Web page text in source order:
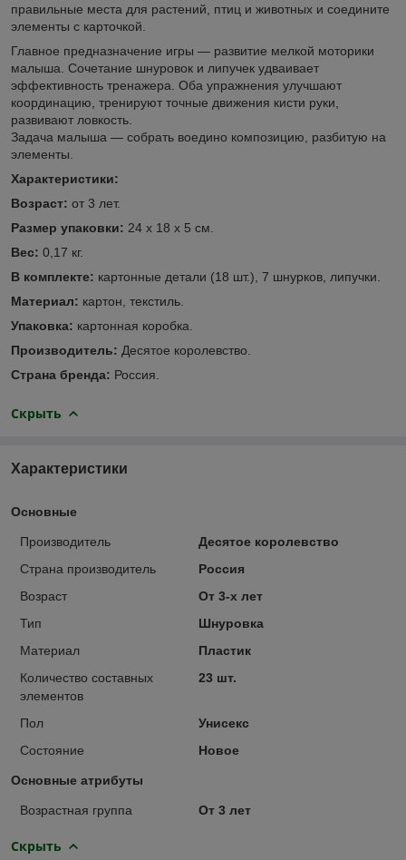
правильные места для растений, птиц и животных и соедините
элементы с карточкой.
Главное предназначение игры — развитие мелкой моторики
малыша. Сочетание шнуровок и липучек удваивает
эффективность тренажера. Оба упражнения улучшают
координацию, тренируют точные движения кисти руки,
развивают ловкость.
Задача малыша — собрать воедино композицию, разбитую на
элементы.
Характеристики:
Возраст: от 3 лет.
Размер упаковки: 24 х 18 х 5 см.
Вес: 0,17 кг.
В комплекте: картонные детали (18 шт.), 7 шнурков, липучки.
Материал: картон, текстиль.
Упаковка: картонная коробка.
Производитель: Десятое королевство.
Страна бренда: Россия.
Скрыть
Характеристики
Основные
Производитель
Десятое королевство
Страна производитель
Россия
Возраст
От 3-х лет
Тип
Шнуровка
Материал
Пластик
Количество составных
элементов
23 шт.
Пол
Унисекс
Состояние
Новое
Основные атрибуты
Возрастная группа От 3 лет
Скрыть